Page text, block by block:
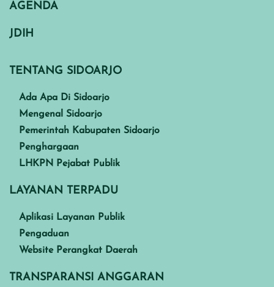
AGENDA
JDIH
TENTANG SIDOARJO
Ada Apa Di Sidoarjo
Mengenal Sidoarjo
Pemerintah Kabupaten Sidoarjo
Penghargaan
LHKPN Pejabat Publik
LAYANAN TERPADU
Aplikasi Layanan Publik
Pengaduan
Website Perangkat Daerah
TRANSPARANSI ANGGARAN